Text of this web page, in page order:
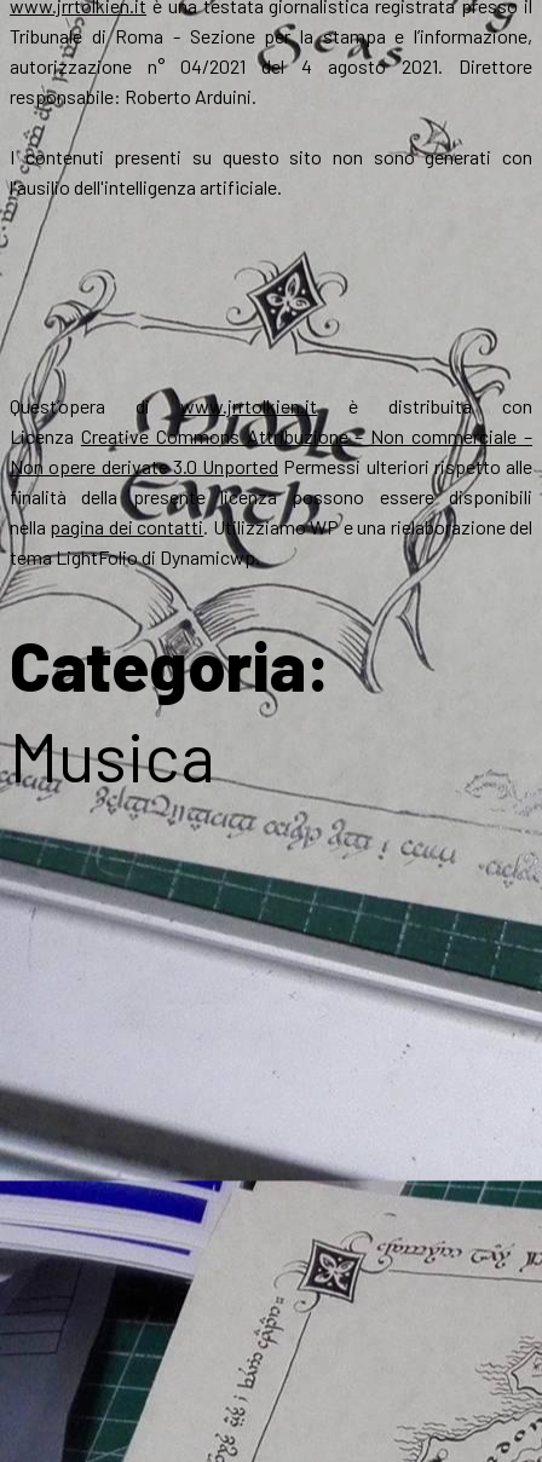
www.jrrtolkien.it è una testata giornalistica registrata presso il
Tribunale di Roma - Sezione per la stampa e l’informazione,
autorizzazione n° 04/2021 del 4 agosto 2021. Direttore
responsabile: Roberto Arduini.
I contenuti presenti su questo sito non sono generati con
l'ausilio dell'intelligenza artificiale.
Quest’opera diwww.jrrtolkien.itè distribuita con
Licenza Creative Commons Attribuzione – Non commerciale –
Non opere derivate 3.0 Unported Permessi ulteriori rispetto alle
finalità della presente licenza possono essere disponibili
nella pagina dei contatti. Utilizziamo WP e una rielaborazione del
tema LightFolio di Dynamicwp.
Categoria:
Musica